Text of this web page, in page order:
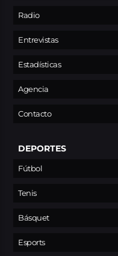
Radio
Entrevistas
Estadísticas
Agencia
Contacto
DEPORTES
Fútbol
Tenis
Básquet
Esports